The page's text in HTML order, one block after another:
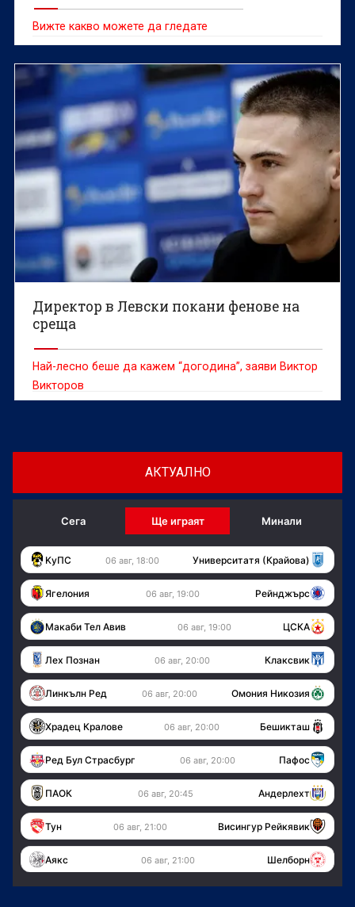
Вижте какво можете да гледате
Директор в Левски покани фенове на
среща
Най-лесно беше да кажем “догодина”, заяви Виктор
Викторов
АКТУАЛНО
Сега Ще играят Минали
KуПС 06 авг, 18:00 Университатя (Крайова)
Ягелония 06 авг, 19:00 Рейнджърс
Макаби Тел Авив 06 авг, 19:00 ЦСКА
Лех Познан 06 авг, 20:00 Клаксвик
Линкълн Ред 06 авг, 20:00 Омония Никозия
Храдец Кралове 06 авг, 20:00 Бешикташ
Ред Бул Страсбург 06 авг, 20:00 Пафос
ПАОК 06 авг, 20:45 Андерлехт
Тун 06 авг, 21:00 Висингур Рейкявик
Аякс 06 авг, 21:00 Шелборн